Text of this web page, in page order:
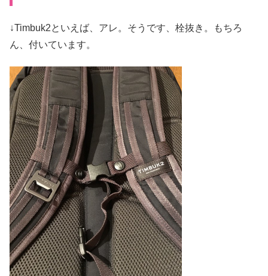
↓Timbuk2といえば、アレ。そうです、栓抜き。もちろ
ん、付いています。